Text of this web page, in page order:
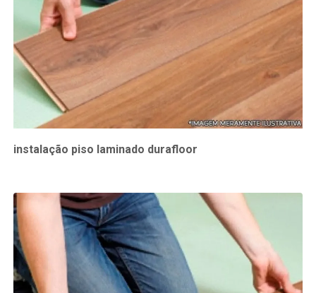
instalação piso laminado durafloor